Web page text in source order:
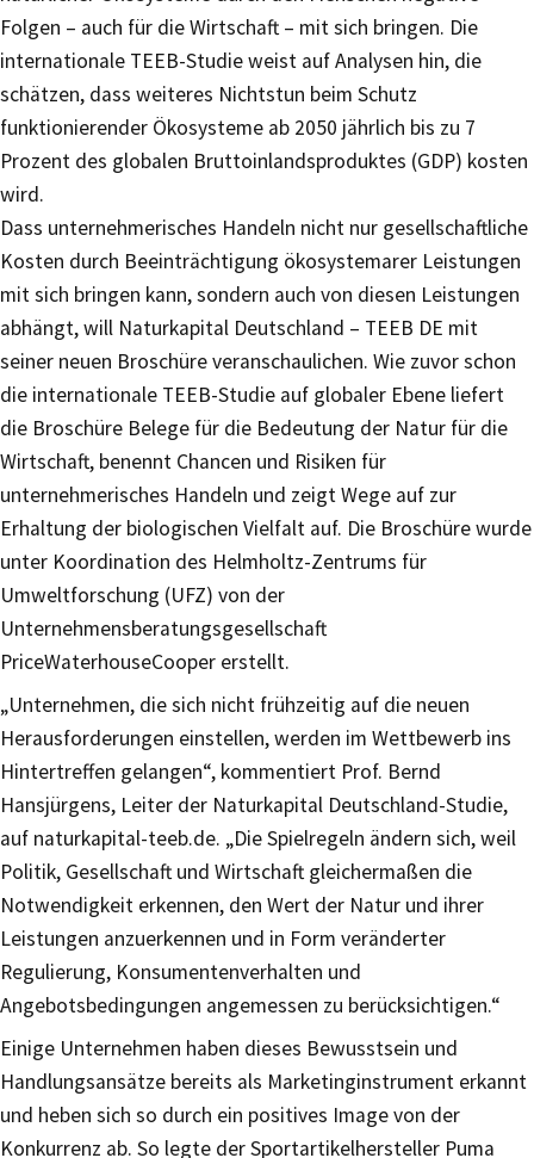
Folgen – auch für die Wirtschaft – mit sich bringen. Die
internationale TEEB-Studie weist auf Analysen hin, die
schätzen, dass weiteres Nichtstun beim Schutz
funktionierender Ökosysteme ab 2050 jährlich bis zu 7
Prozent des globalen Bruttoinlandsproduktes (GDP) kosten
wird.
Dass unternehmerisches Handeln nicht nur gesellschaftliche
Kosten durch Beeinträchtigung ökosystemarer Leistungen
mit sich bringen kann, sondern auch von diesen Leistungen
abhängt, will Naturkapital Deutschland – TEEB DE mit
seiner neuen Broschüre veranschaulichen. Wie zuvor schon
die internationale TEEB-Studie auf globaler Ebene liefert
die Broschüre Belege für die Bedeutung der Natur für die
Wirtschaft, benennt Chancen und Risiken für
unternehmerisches Handeln und zeigt Wege auf zur
Erhaltung der biologischen Vielfalt auf. Die Broschüre wurde
unter Koordination des Helmholtz-Zentrums für
Umweltforschung (UFZ) von der
Unternehmensberatungsgesellschaft
PriceWaterhouseCooper erstellt.
„Unternehmen, die sich nicht frühzeitig auf die neuen
Herausforderungen einstellen, werden im Wettbewerb ins
Hintertreffen gelangen“, kommentiert Prof. Bernd
Hansjürgens, Leiter der Naturkapital Deutschland-Studie,
auf naturkapital-teeb.de. „Die Spielregeln ändern sich, weil
Politik, Gesellschaft und Wirtschaft gleichermaßen die
Notwendigkeit erkennen, den Wert der Natur und ihrer
Leistungen anzuerkennen und in Form veränderter
Regulierung, Konsumentenverhalten und
Angebotsbedingungen angemessen zu berücksichtigen.“
Einige Unternehmen haben dieses Bewusstsein und
Handlungsansätze bereits als Marketinginstrument erkannt
und heben sich so durch ein positives Image von der
Konkurrenz ab. So legte der Sportartikelhersteller Puma